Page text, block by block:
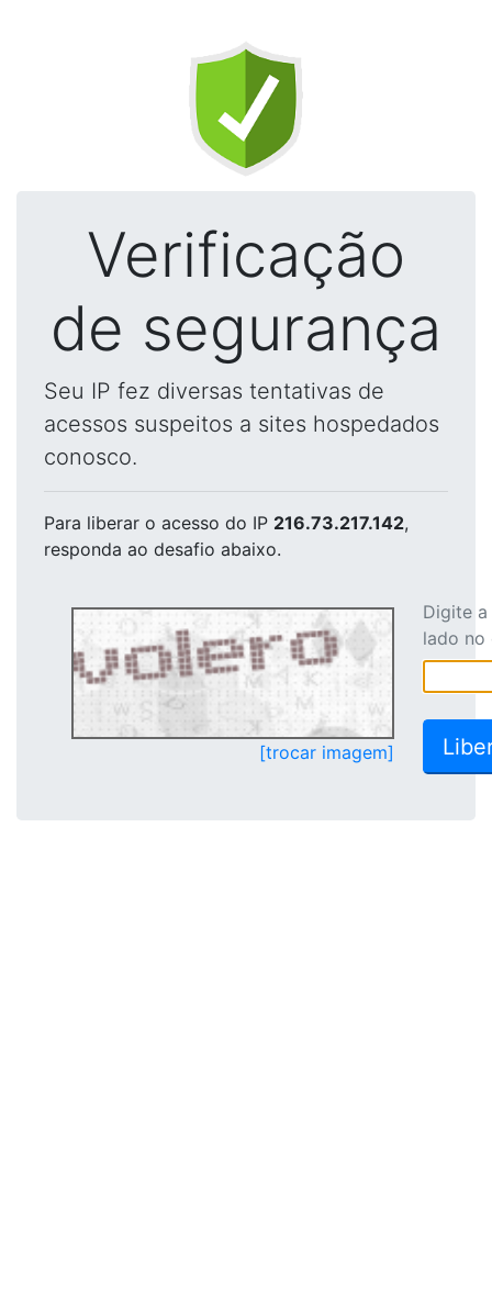
Verificação
de segurança
Seu IP fez diversas tentativas de
acessos suspeitos a sites hospedados
conosco.
Para liberar o acesso do IP 216.73.217.142,
responda ao desafio abaixo.
[trocar imagem]
Digite
lado no